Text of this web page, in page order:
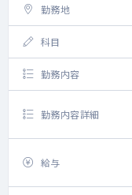
勤務地
科目
勤務内容
勤務内容詳細
給与